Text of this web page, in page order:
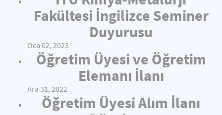
Fakültesi İngilizce Seminer
Duyurusu
Oca 02, 2023
Öğretim Üyesi ve Öğretim
Elemanı İlanı
Ara 31, 2022
Öğretim Üyesi Alım İlanı